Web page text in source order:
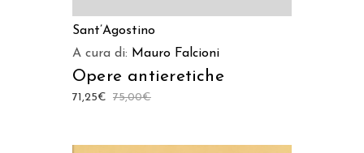
Sant’Agostino
A cura di: Mauro Falcioni
Opere antieretiche
75,00€
71,25€